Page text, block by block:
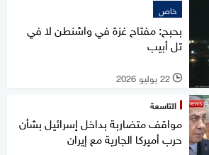
خاص
بحبح: مفتاح غزة في واشنطن لا في
تل أبيب
l 22 يوليو 2026
التاسعة
مواقف متضاربة بداخل إسرائيل بشأن
حرب أميركا الجارية مع إيران